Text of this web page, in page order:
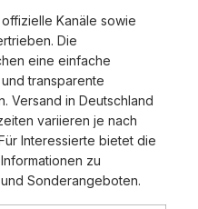
Kanäle sowie
Die
eine einfache
transparente
Versand in Deutschland
variieren je nach
Interessierte bietet die
zu
Sonderangeboten.